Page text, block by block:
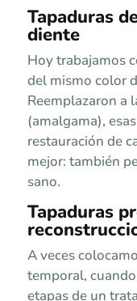
Tapaduras
diente
Hoy trabajamos
del mismo color
Reemplazaron a
(amalgama),
restauración de
mejor: también
sano.
Tapaduras
A veces
temporal,
etapas de un